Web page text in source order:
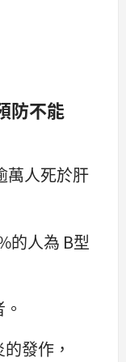
防不能
萬人死於肝
的人為 B型
發作，